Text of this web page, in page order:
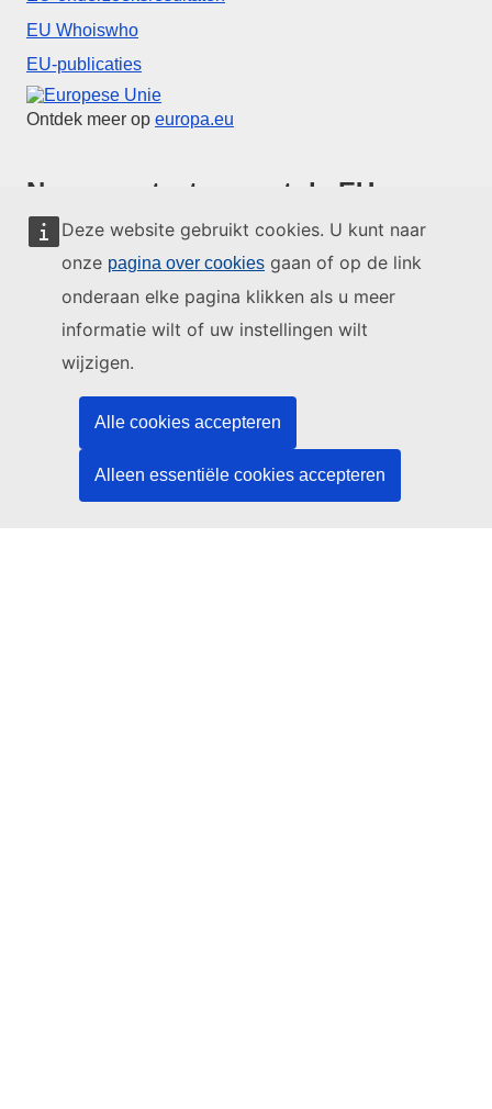
Deze website gebruikt cookies. U kunt naar
onze pagina over cookies gaan of op de link
onderaan elke pagina klikken als u meer
informatie wilt of uw instellingen wilt
wijzigen.
Alle cookies accepteren
Alleen essentiële cookies accepteren
EU Whoiswho
EU-publicaties
Europese Unie
Ontdek meer op europa.eu
Neem contact op met de EU
Bel ons op 00 800 6 7 8 9 10 11
Sociale media
Zoeken naar sociale-mediakanalen van de EU